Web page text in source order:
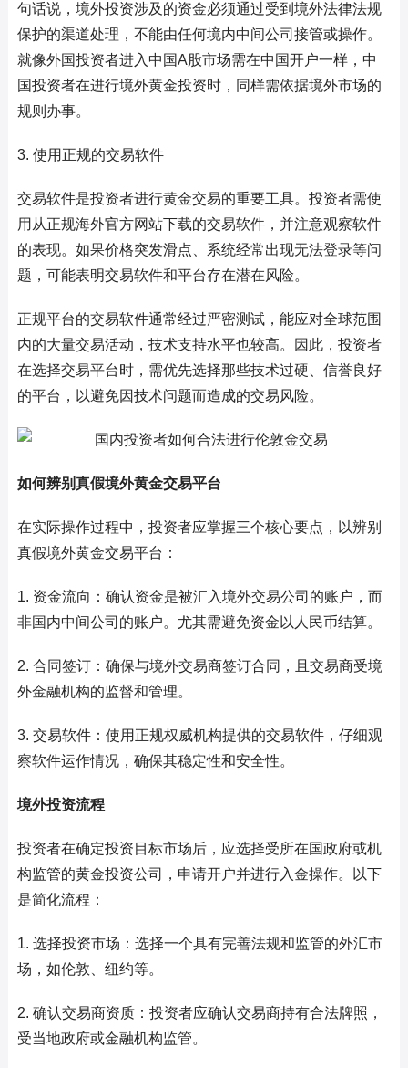
句话说，境外投资涉及的资金必须通过受到境外法律法规
保护的渠道处理，不能由任何境内中间公司接管或操作。
就像外国投资者进入中国A股市场需在中国开户一样，中
国投资者在进行境外黄金投资时，同样需依据境外市场的
规则办事。
3. 使用正规的交易软件
交易软件是投资者进行黄金交易的重要工具。投资者需使
用从正规海外官方网站下载的交易软件，并注意观察软件
的表现。如果价格突发滑点、系统经常出现无法登录等问
题，可能表明交易软件和平台存在潜在风险。
正规平台的交易软件通常经过严密测试，能应对全球范围
内的大量交易活动，技术支持水平也较高。因此，投资者
在选择交易平台时，需优先选择那些技术过硬、信誉良好
的平台，以避免因技术问题而造成的交易风险。
如何辨别真假境外黄金交易平台
在实际操作过程中，投资者应掌握三个核心要点，以辨别
真假境外黄金交易平台：
1. 资金流向：确认资金是被汇入境外交易公司的账户，而
非国内中间公司的账户。尤其需避免资金以人民币结算。
2. 合同签订：确保与境外交易商签订合同，且交易商受境
外金融机构的监督和管理。
3. 交易软件：使用正规权威机构提供的交易软件，仔细观
察软件运作情况，确保其稳定性和安全性。
境外投资流程
投资者在确定投资目标市场后，应选择受所在国政府或机
构监管的黄金投资公司，申请开户并进行入金操作。以下
是简化流程：
1. 选择投资市场：选择一个具有完善法规和监管的外汇市
场，如伦敦、纽约等。
2. 确认交易商资质：投资者应确认交易商持有合法牌照，
受当地政府或金融机构监管。